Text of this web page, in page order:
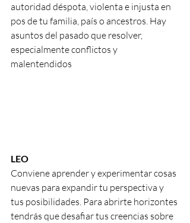
autoridad déspota, violenta e injusta en
pos de tu familia, país o ancestros. Hay
asuntos del pasado que resolver,
especialmente conflictos y
malentendidos
LEO
Conviene aprender y experimentar cosas
nuevas para expandir tu perspectiva y
tus posibilidades. Para abrirte horizontes
tendrás que desafiar tus creencias sobre